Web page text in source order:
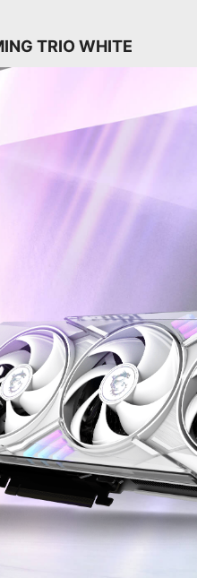
TRIO WHITE